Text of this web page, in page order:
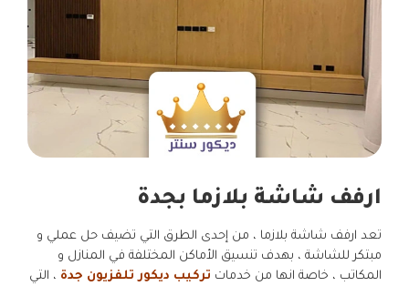
ارفف شاشة بلازما بجدة
تعد ارفف شاشة بلازما ، من إحدى الطرق التي تضيف حل عملي و
مبتكر للشاشة ، بهدف تنسيق الأماكن المختلفة في المنازل و
المكاتب ، خاصة انها من خدمات تركيب ديكور تلفزيون جدة ، التي